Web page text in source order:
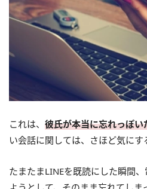
これは、 彼氏が本当に忘れっぽい
い会話に関しては、さほど気にす
たまたまLINEを既読にした瞬間